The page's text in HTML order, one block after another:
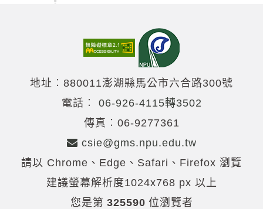
地址︰880011澎湖縣馬公市六合路300號
電話︰ 06-926-4115轉3502
傳真︰06-9277361
csie@gms.npu.edu.tw
請以 Chrome、Edge、Safari、Firefox 瀏覽
建議螢幕解析度1024x768 px 以上
您是第 325590 位瀏覽者